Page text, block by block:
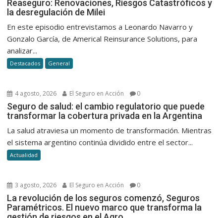
Reaseguro: Renovaciones, Riesgos Catastróficos y
la desregulación de Milei
En este episodio entrevistamos a Leonardo Navarro y
Gonzalo García, de Americal Reinsurance Solutions, para
analizar...
Destacados General
4 agosto, 2026 El Seguro en Acción 0
Seguro de salud: el cambio regulatorio que puede
transformar la cobertura privada en la Argentina
La salud atraviesa un momento de transformación. Mientras
el sistema argentino continúa dividido entre el sector...
Actualidad
3 agosto, 2026 El Seguro en Acción 0
La revolución de los seguros comenzó, Seguros
Paramétricos. El nuevo marco que transforma la